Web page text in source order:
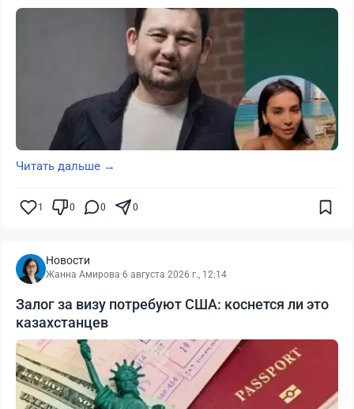
Читать дальше →
1 0 0 0
Новости
Жанна Амирова·6 августа 2026 г., 12:14
Залог за визу потребуют США: коснется ли это
казахстанцев